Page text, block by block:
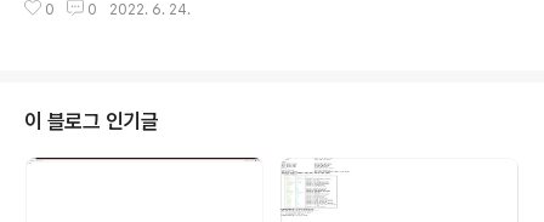
용한 방법이 될 수 있습니다. stream은 또한 터미널이나 램덤엑세스를 제공하
ream을 대상으로 한 읽기/쓰기를 수행하는 Code자체도 간단하며 byte가 실
제 저장되는 곳도 제어할 수 있습니다. (1) Strea..
0 0 2022. 6. 24.
이 블로그 인기글